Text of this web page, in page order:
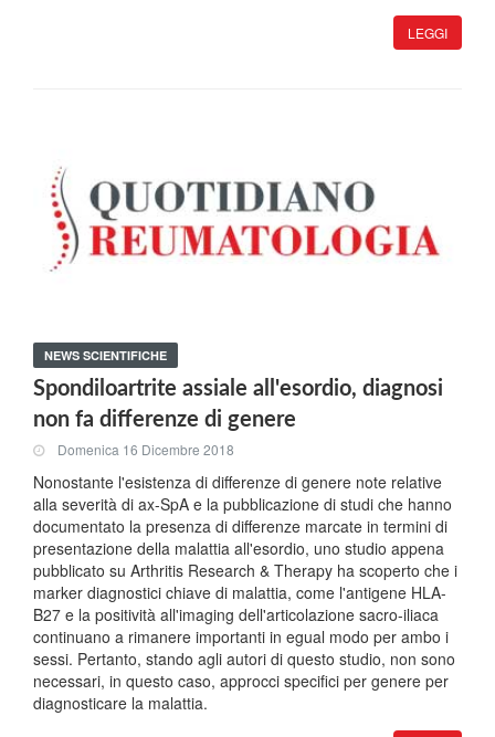
LEGGI
NEWS SCIENTIFICHE
Spondiloartrite assiale all'esordio, diagnosi
non fa differenze di genere
Domenica 16 Dicembre 2018
Nonostante l'esistenza di differenze di genere note relative
alla severità di ax-SpA e la pubblicazione di studi che hanno
documentato la presenza di differenze marcate in termini di
presentazione della malattia all'esordio, uno studio appena
pubblicato su Arthritis Research & Therapy ha scoperto che i
marker diagnostici chiave di malattia, come l'antigene HLA-
B27 e la positività all'imaging dell'articolazione sacro-iliaca
continuano a rimanere importanti in egual modo per ambo i
sessi. Pertanto, stando agli autori di questo studio, non sono
necessari, in questo caso, approcci specifici per genere per
diagnosticare la malattia.